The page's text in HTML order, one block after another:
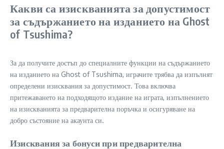
Какви са изискванията за допустимост
за съдържанието на изданието на Ghost
of Tsushima?
За да получите достъп до специалните функции на съдържанието
на изданието на Ghost of Tsushima, играчите трябва да изпълнят
определени изисквания за допустимост. Това включва
притежаването на подходящото издание на играта, изпълнението
на изискванията за предварителна поръчка и осигуряване на
добро състояние на акаунта си.
Изисквания за бонуси при предварителна